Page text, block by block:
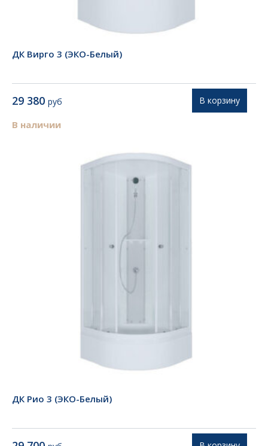
ДК Вирго 3 (ЭКО-Белый)
29 380 руб
В наличии
В корзину
ДК Рио 3 (ЭКО-Белый)